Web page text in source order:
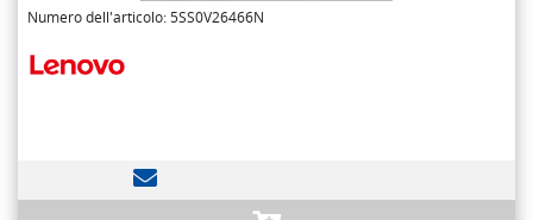
Numero dell'articolo: 5SS0V26466N